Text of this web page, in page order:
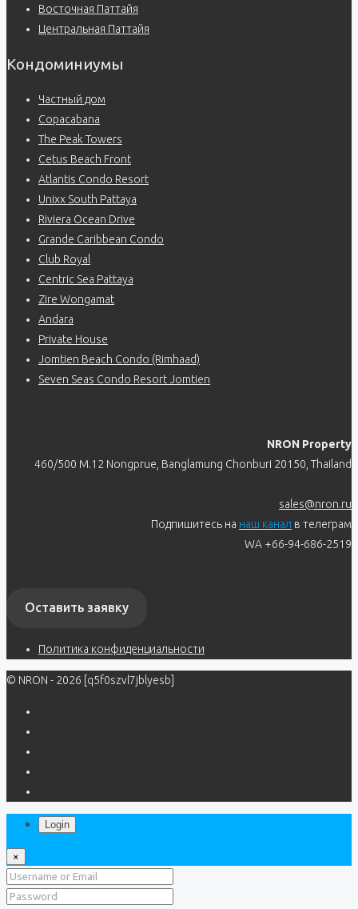
Восточная Паттайя
Центральная Паттайя
Кондоминиумы
Частный дом
Copacabana
The Peak Towers
Cetus Beach Front
Atlantis Condo Resort
Unixx South Pattaya
Riviera Ocean Drive
Grande Caribbean Condo
Club Royal
Centric Sea Pattaya
Zire Wongamat
Andara
Private House
Jomtien Beach Condo (Rimhaad)
Seven Seas Condo Resort Jomtien
NRON Property
460/500 M.12 Nongprue, Banglamung Chonburi 20150, Thailand
sales@nron.ru
Подпишитесь на наш канал в телеграм
WA +66-94-686-2519
Оставить заявку
Политика конфиденциальности
© NRON - 2026 [q5f0szvl7jblyesb]
Login
×